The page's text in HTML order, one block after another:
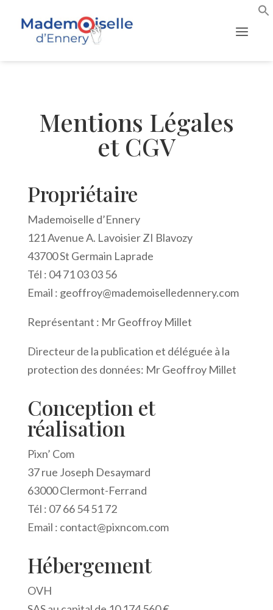
Mentions Légales
et CGV
Propriétaire
Mademoiselle d’Ennery
121 Avenue A. Lavoisier ZI Blavozy
43700 St Germain Laprade
Tél : 04 71 03 03 56
Email : geoffroy@mademoiselledennery.com
Représentant : Mr Geoffroy Millet
Directeur de la publication et déléguée à la
protection des données: Mr Geoffroy Millet
Conception et
réalisation
Pixn’ Com
37 rue Joseph Desaymard
63000 Clermont-Ferrand
Tél : 07 66 54 51 72
Email : contact@pixncom.com
Hébergement
OVH